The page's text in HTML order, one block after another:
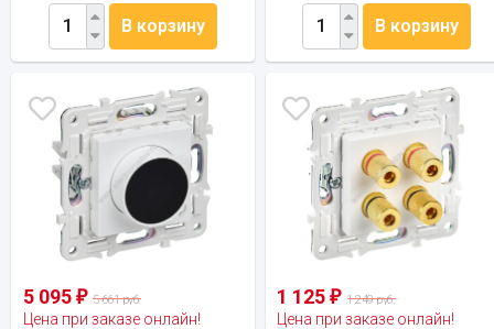
В корзину В корзину
5 095 ₽ 5 661 руб.
Цена при заказе онлайн!
1 125₽ 1 249 руб.
Цена при заказе онлайн!